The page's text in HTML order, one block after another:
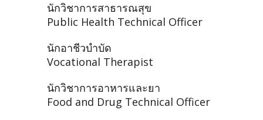
นักวิชาการสาธารณสุข
Public Health Technical Officer
นักอาชีวบำบัด
Vocational Therapist
นักวิชาการอาหารและยา
Food and Drug Technical Officer